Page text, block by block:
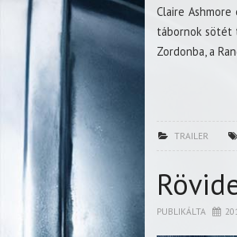
Claire
tábornok sötét
Zordonba, a
TRAILER
PUBLIKÁLTA